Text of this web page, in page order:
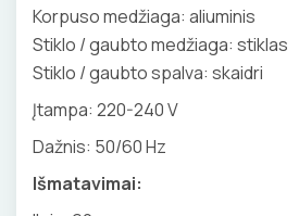
Pastatomi šviestuvai,
Įmontuojami šviestuvai
Šviestuvai nuo judesio
Gatvių, parkų šviestuvai
Bėginės apšvietimo
Magnetinės apšvietimo
Tradicinės lempos
Specialios paskirties
JUNGIKLIAI,
MONTAŽINĖS DĖŽUTĖS
ĮKROVIMO SPRENDIMAI
Korpuso medžiaga: aliuminis
Stiklo / gaubto medžiaga: stiklas
Stiklo / gaubto spalva: skaidri
Įtampa: 220-240 V
Dažnis: 50/60 Hz
Išmatavimai: